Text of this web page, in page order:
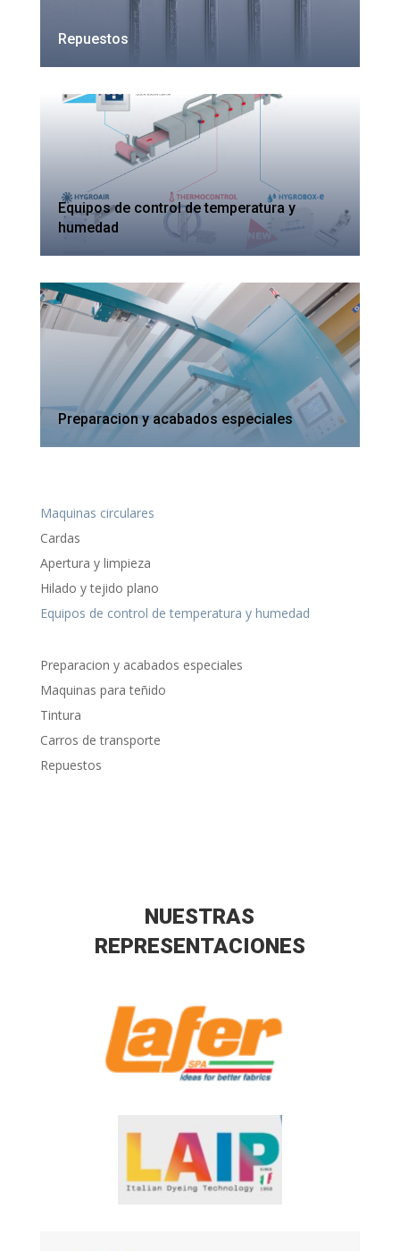
Repuestos
Equipos de control de temperatura y
humedad
Preparacion y acabados especiales
Maquinas circulares
Cardas
Apertura y limpieza
Hilado y tejido plano
Equipos de control de temperatura y humedad
Preparacion y acabados especiales
Maquinas para teñido
Tintura
Carros de transporte
Repuestos
NUESTRAS
REPRESENTACIONES